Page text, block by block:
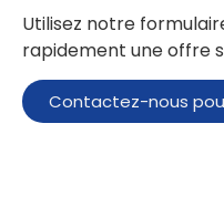
Utilisez notre
rapidement une offre
Contactez-nous